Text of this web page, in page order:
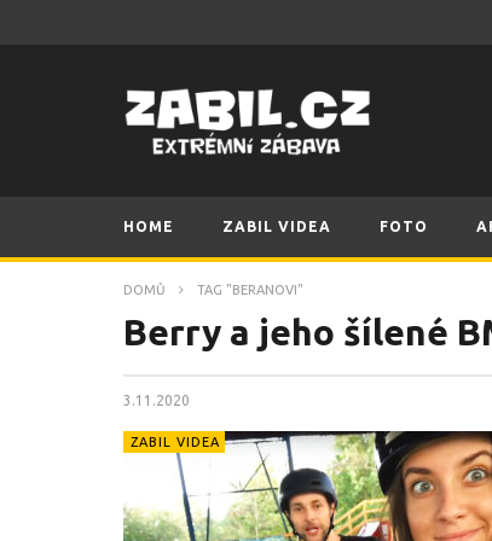
HOME ZABIL VIDEA FOTO
DOMŮ TAG "BERANOVI"
Berry a jeho šílené
3.11.2020
ZABIL VIDEA